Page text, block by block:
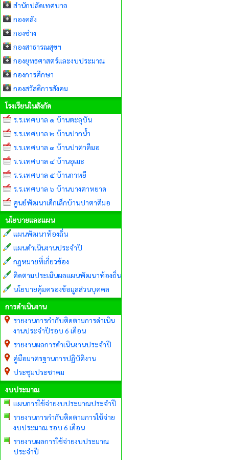
สำนักปลัดเทศบาล
กองคลัง
กองช่าง
กองสาธารณสุขฯ
กองยุทธศาสตร์และงบประมาณ
กองการศึกษา
กองสวัสดิการสังคม
โรงเรียนในสังกัด
ร.ร.เทศบาล ๑ บ้านตะลุบัน
ร.ร.เทศบาล ๒ บ้านปากน้ำ
ร.ร.เทศบาล ๓ บ้านปาตาตีมอ
ร.ร.เทศบาล ๔ บ้านอุเมะ
ร.ร.เทศบาล ๕ บ้านกาหยี
ร.ร.เทศบาล ๖ บ้านบางตาหยาด
ศูนย์พัฒนาเด็กเล็กบ้านปาตาตีมอ
นโยบายและแผน
แผนพัฒนาท้องถิ่น
แผนดำเนินงานประจำปี
กฏหมายที่เกี่ยวข้อง
ติดตามประเมินผลแผนพัฒนาท้องถิ่น
นโยบายคุ้มครองข้อมูลส่วนบุคคล
การดำเนินงาน
รายงานการกำกับติดตามการดำเนิน
งานประจำปีรอบ 6 เดือน
รายงานผลการดำเนินงานประจำปี
คู่มือมาตรฐานการปฏิบัติงาน
ประชุมประชาคม
งบประมาณ
แผนการใช้จ่ายงบประมาณประจำปี
รายงานการกำกับติดตามการใช้จ่าย
งบประมาณ รอบ 6 เดือน
รายงานผลการใช้จ่ายงบประมาณ
ประจำปี